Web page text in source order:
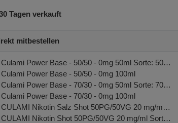
Tagen verkauft
mitbestellen
Culami Power Base - 50/50 - 0mg 50ml Sorte: 50/50
Culami Power Base - 50/50 - 0mg 100ml
Culami Power Base - 70/30 - 0mg 50ml Sorte: 70/30
Culami Power Base - 70/30 - 0mg 100ml
CULAMI Nikotin Salz Shot 50PG/50VG 20 mg/ml Sorte: 50PG/50VG
CULAMI Nikotin Shot 50PG/50VG 20 mg/ml Sorte: 50PG/50VG